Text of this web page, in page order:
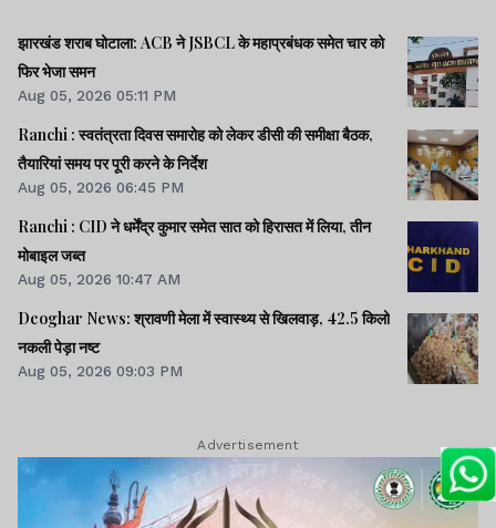
झारखंड शराब घोटाला: ACB ने JSBCL के महाप्रबंधक समेत चार को
फिर भेजा समन
Aug 05, 2026 05:11 PM
Ranchi : स्वतंत्रता दिवस समारोह को लेकर डीसी की समीक्षा बैठक,
तैयारियां समय पर पूरी करने के निर्देश
Aug 05, 2026 06:45 PM
Ranchi : CID ने धर्मेंद्र कुमार समेत सात को हिरासत में लिया, तीन
मोबाइल जब्त
Aug 05, 2026 10:47 AM
Deoghar News: श्रावणी मेला में स्वास्थ्य से खिलवाड़, 42.5 किलो
नकली पेड़ा नष्ट
Aug 05, 2026 09:03 PM
Advertisement